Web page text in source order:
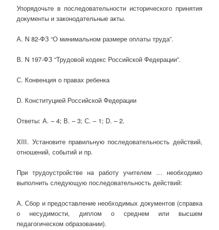
Упорядочьте в последовательности исторического принятия
документы и законодательные акты.
А. N 82-ФЗ “О минимальном размере оплаты труда”.
В. N 197-ФЗ “Трудовой кодекс Российской Федерации”.
С. Конвенция о правах ребенка
D. Конституцией Российской Федерации
Ответы: А. – 4; В. – 3; С. – 1; D. – 2.
XIII. Установите правильную последовательность действий,
отношений, событий и пр.
При трудоустройстве на работу учителем … необходимо
выполнить следующую последовательность действий:
А. Сбор и предоставление необходимых документов (справка
о несудимости, диплом о среднем или высшем
педагогическом образовании).